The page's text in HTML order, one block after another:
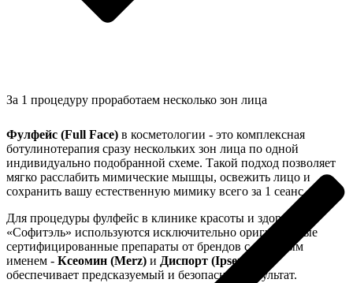
За 1 процедуру проработаем несколько зон лица
Фулфейс (Full Face) в косметологии - это комплексная
ботулинотерапия сразу нескольких зон лица по одной
индивидуально подобранной схеме. Такой подход позволяет
мягко расслабить мимические мышцы, освежить лицо и
сохранить вашу естественную мимику всего за 1 сеанс.
Для процедуры фулфейс в клинике красоты и здоровья
«Софитэль» используются исключительно оригинальные
сертифицированные препараты от брендов с мировым
именем - Ксеомин (Merz) и Диспорт (Ipsen)
обеспечивает предсказуемый и безопасный результат.